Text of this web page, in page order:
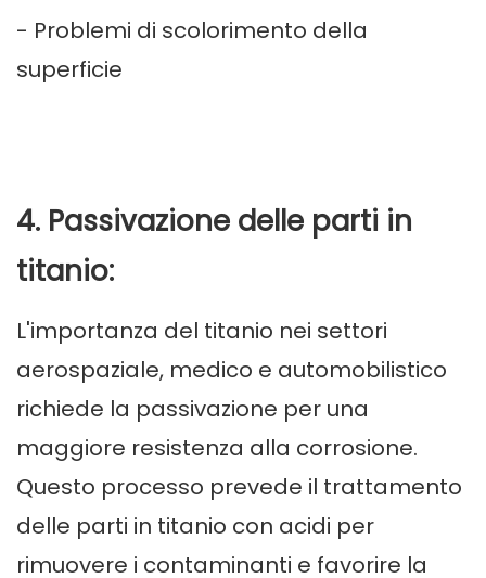
- Problemi di scolorimento della
superficie
4. Passivazione delle parti in
titanio:
L'importanza del titanio nei settori
aerospaziale, medico e automobilistico
richiede la passivazione per una
maggiore resistenza alla corrosione.
Questo processo prevede il trattamento
delle parti in titanio con acidi per
rimuovere i contaminanti e favorire la